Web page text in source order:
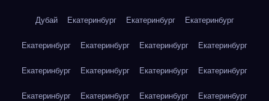
Дубай Екатеринбург Екатеринбург Екатеринбург
Екатеринбург Екатеринбург Екатеринбург Екатеринбург
Екатеринбург Екатеринбург Екатеринбург Екатеринбург
Екатеринбург Екатеринбург Екатеринбург Екатеринбург